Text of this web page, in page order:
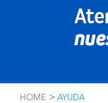
HOME > AYUDA